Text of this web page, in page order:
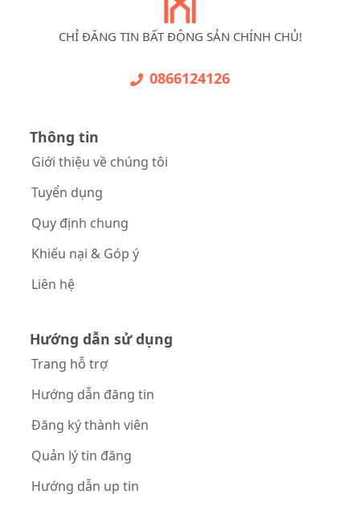
CHỈ ĐĂNG TIN BẤT ĐỘNG SẢN CHÍNH CHỦ!
0866124126
Thông tin
Giới thiệu về chúng tôi
Tuyển dụng
Quy định chung
Khiếu nại & Góp ý
Liên hệ
Hướng dẫn sử dụng
Trang hỗ trợ
Hướng dẫn đăng tin
Đăng ký thành viên
Quản lý tin đăng
Hướng dẫn up tin